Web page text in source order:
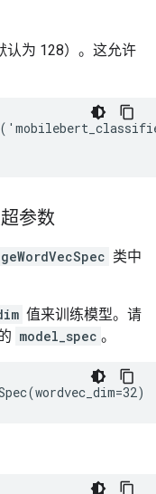
认为 128）。这允许
参数
类中
值来训练模型。请
model_spec 。